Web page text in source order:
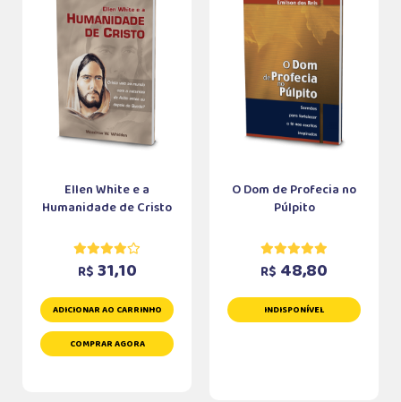
Ellen White e a
Humanidade de Cristo
R$ 31,10
ADICIONAR AO CARRINHO
COMPRAR AGORA
O Dom de Profecia no
Púlpito
R$ 48,80
INDISPONÍVEL